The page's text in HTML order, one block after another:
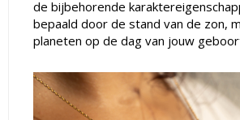
de bijbehorende
bepaald door de stand van de zon,
planeten op de dag van jouw